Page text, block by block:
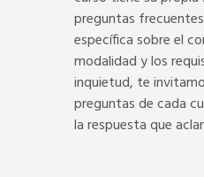
preguntas
específica sobre el
modalidad y los
inquietud, te
preguntas de cada
la respuesta que